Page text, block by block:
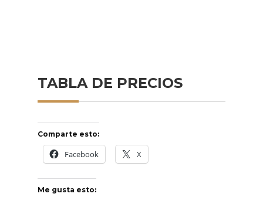
TABLA DE PRECIOS
Comparte esto:
Facebook X
Me gusta esto: